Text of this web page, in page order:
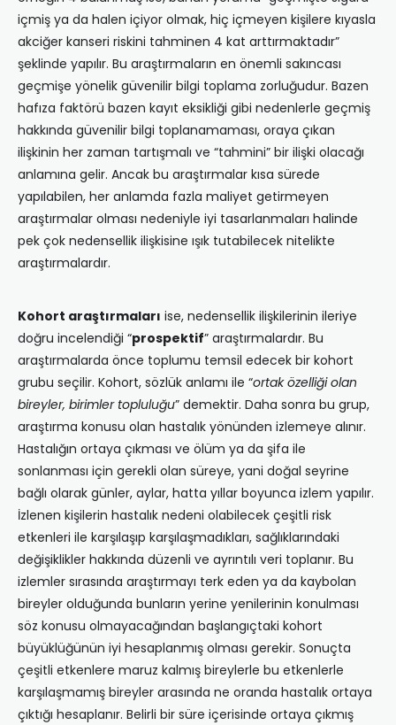
içmiş ya da halen içiyor olmak, hiç içmeyen kişilere kıyasla
akciğer kanseri riskini tahminen 4 kat arttırmaktadır”
şeklinde yapılır. Bu araştırmaların en önemli sakıncası
geçmişe yönelik güvenilir bilgi toplama zorluğudur. Bazen
hafıza faktörü bazen kayıt eksikliği gibi nedenlerle geçmiş
hakkında güvenilir bilgi toplanamaması, oraya çıkan
ilişkinin her zaman tartışmalı ve “tahmini” bir ilişki olacağı
anlamına gelir. Ancak bu araştırmalar kısa sürede
yapılabilen, her anlamda fazla maliyet getirmeyen
araştırmalar olması nedeniyle iyi tasarlanmaları halinde
pek çok nedensellik ilişkisine ışık tutabilecek nitelikte
araştırmalardır.
Kohort araştırmaları ise, nedensellik ilişkilerinin ileriye
doğru incelendiği “prospektif” araştırmalardır. Bu
araştırmalarda önce toplumu temsil edecek bir kohort
grubu seçilir. Kohort, sözlük anlamı ile “ortak özelliği olan
bireyler, birimler topluluğu” demektir. Daha sonra bu grup,
araştırma konusu olan hastalık yönünden izlemeye alınır.
Hastalığın ortaya çıkması ve ölüm ya da şifa ile
sonlanması için gerekli olan süreye, yani doğal seyrine
bağlı olarak günler, aylar, hatta yıllar boyunca izlem yapılır.
İzlenen kişilerin hastalık nedeni olabilecek çeşitli risk
etkenleri ile karşılaşıp karşılaşmadıkları, sağlıklarındaki
değişiklikler hakkında düzenli ve ayrıntılı veri toplanır. Bu
izlemler sırasında araştırmayı terk eden ya da kaybolan
bireyler olduğunda bunların yerine yenilerinin konulması
söz konusu olmayacağından başlangıçtaki kohort
büyüklüğünün iyi hesaplanmış olması gerekir. Sonuçta
çeşitli etkenlere maruz kalmış bireylerle bu etkenlerle
karşılaşmamış bireyler arasında ne oranda hastalık ortaya
çıktığı hesaplanır. Belirli bir süre içerisinde ortaya çıkmış